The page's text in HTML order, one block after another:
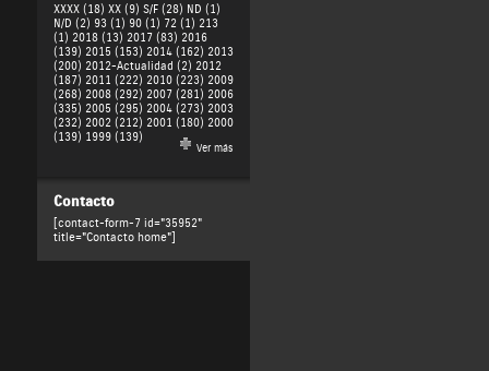
XXXX (18) XX (9) S/F (28) ND (1)
N/D (2) 93 (1) 90 (1) 72 (1) 213
(1) 2018 (13) 2017 (83) 2016
(139) 2015 (153) 2014 (162) 2013
(200) 2012-Actualidad (2) 2012
(187) 2011 (222) 2010 (223) 2009
(268) 2008 (292) 2007 (281) 2006
(335) 2005 (295) 2004 (273) 2003
(232) 2002 (212) 2001 (180) 2000
(139) 1999 (139)
Ver más
Contacto
[contact-form-7 id="35952"
title="Contacto home"]